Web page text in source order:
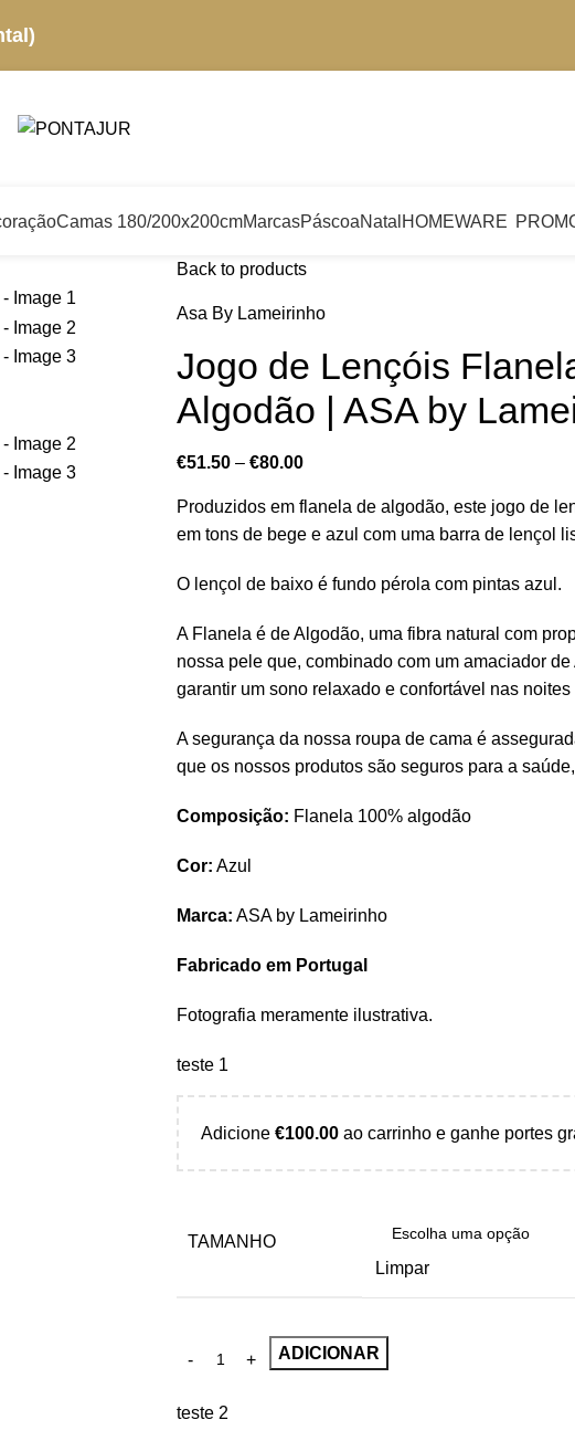
Camas 180/200x200cmMarcasPáscoaNatal HOMEWARE
Back to products
Asa By Lameirinho
Jogo de Lençóis
Algodão | ASA by
€51.50 – €80.00
Produzidos em flanela de algodão, este jogo de
em tons de bege e azul com uma barra de lençol
O lençol de baixo é fundo pérola com pintas azul.
A Flanela é de Algodão, uma fibra natural com
nossa pele que, combinado com um amaciador
garantir um sono relaxado e confortável nas noites
A segurança da nossa roupa de cama é
que os nossos produtos são seguros para a
Composição: Flanela 100% algodão
Cor: Azul
Marca: ASA by Lameirinho
Fabricado em Portugal
Fotografia meramente ilustrativa.
teste 1
Adicione €100.00 ao carrinho e ganhe portes
TAMANHO
Limpar
ADICIONAR
teste 2